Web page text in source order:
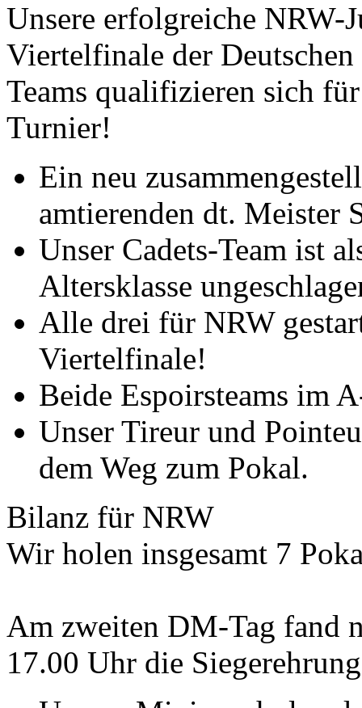
Unsere erfolgreiche NRW-
Viertelfinale der
Teams qualifizieren sich
Turnier!
Ein neu
amtierenden dt. Meister
Unser Cadets-Team ist
Altersklasse
Alle drei für NRW
Viertelfinale!
Beide Espoirsteams im
Unser Tireur und
dem Weg zum Pokal.
Bilanz für NRW
Wir holen insgesamt 7
Am zweiten DM-Tag fand
17.00 Uhr die